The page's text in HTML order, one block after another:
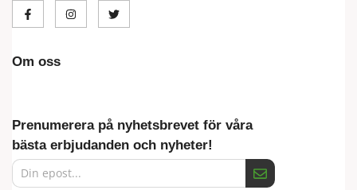
Om oss
Prenumerera på nyhetsbrevet för våra
bästa erbjudanden och nyheter!